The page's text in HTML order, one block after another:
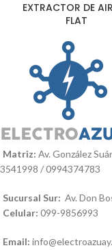
EXTRACTOR DE
FLAT
Matriz: Av. González
3541998 / 0994374783
Sucursal Sur: Av. Don
Celular: 099-9856993
Email: